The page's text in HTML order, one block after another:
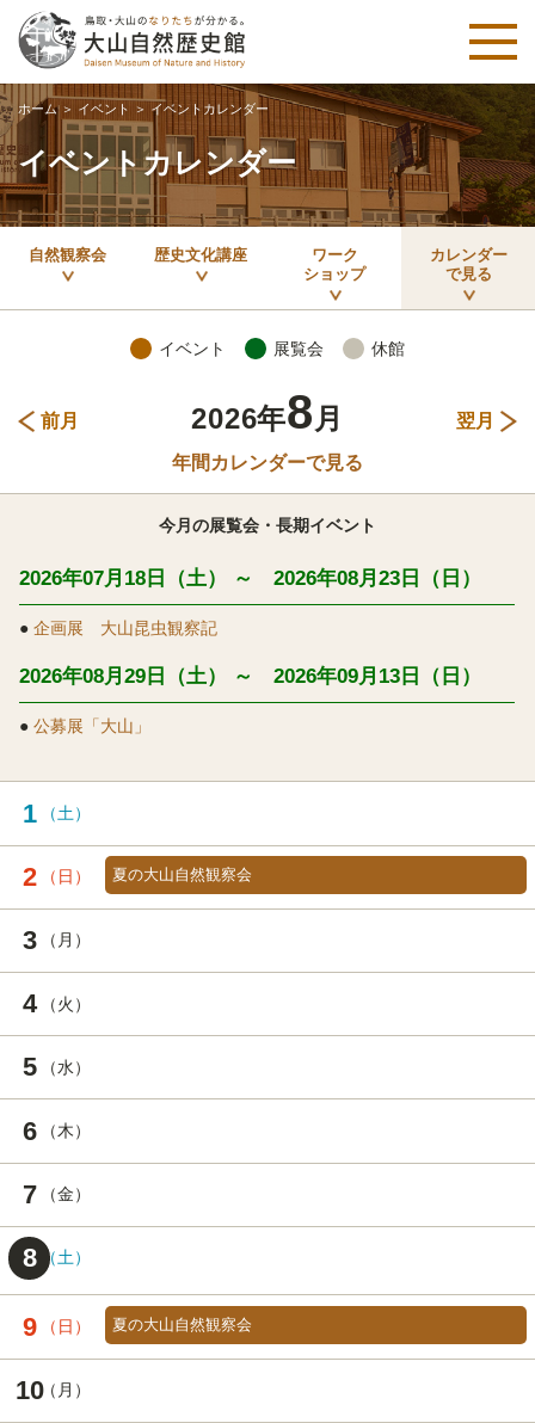
ホーム＞ イベント ＞イベントカレンダー
イベントカレンダー
自然観察会 歴史文化講座
ワーク
ショップ
カレンダー
で見る
イベント 展覧会 休館
前月 2026年8 月
翌月
年間カレンダーで見る
今月の展覧会・長期イベント
2026年07月18日（土） ～ 2026年08月23日（日）
● 企画展 大山昆虫観察記
2026年08月29日（土） ～ 2026年09月13日（日）
● 公募展「大山」
1
2 夏の大山自然観察会
3
4
5
6
7
8
9 夏の大山自然観察会
10